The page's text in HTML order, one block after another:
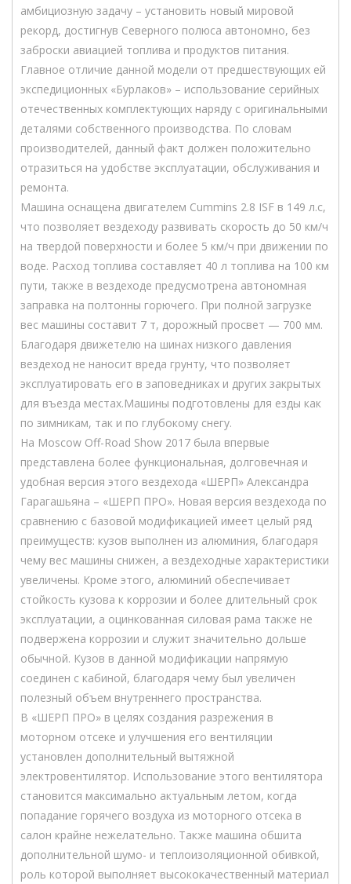
амбициозную задачу – установить новый мировой
рекорд, достигнув Северного полюса автономно, без
заброски авиацией топлива и продуктов питания.
Главное отличие данной модели от предшествующих ей
экспедиционных «Бурлаков» – использование серийных
отечественных комплектующих наряду с оригинальными
деталями собственного производства. По словам
производителей, данный факт должен положительно
отразиться на удобстве эксплуатации, обслуживания и
ремонта.
Машина оснащена двигателем Cummins 2.8 ISF в 149 л.с,
что позволяет вездеходу развивать скорость до 50 км/ч
на твердой поверхности и более 5 км/ч при движении по
воде. Расход топлива составляет 40 л топлива на 100 км
пути, также в вездеходе предусмотрена автономная
заправка на полтонны горючего. При полной загрузке
вес машины составит 7 т, дорожный просвет — 700 мм.
Благодаря движетелю на шинах низкого давления
вездеход не наносит вреда грунту, что позволяет
эксплуатировать его в заповедниках и других закрытых
для въезда местах.Машины подготовлены для езды как
по зимникам, так и по глубокому снегу.
На Moscow Off-Road Show 2017 была впервые
представлена более функциональная, долговечная и
удобная версия этого вездехода «ШЕРП» Александра
Гарагашьяна – «ШЕРП ПРО». Новая версия вездехода по
сравнению с базовой модификацией имеет целый ряд
преимуществ: кузов выполнен из алюминия, благодаря
чему вес машины снижен, а вездеходные характеристики
увеличены. Кроме этого, алюминий обеспечивает
стойкость кузова к коррозии и более длительный срок
эксплуатации, а оцинкованная силовая рама также не
подвержена коррозии и служит значительно дольше
обычной. Кузов в данной модификации напрямую
соединен с кабиной, благодаря чему был увеличен
полезный объем внутреннего пространства.
В «ШЕРП ПРО» в целях создания разрежения в
моторном отсеке и улучшения его вентиляции
установлен дополнительный вытяжной
электровентилятор. Использование этого вентилятора
становится максимально актуальным летом, когда
попадание горячего воздуха из моторного отсека в
салон крайне нежелательно. Также машина обшита
дополнительной шумо- и теплоизоляционной обивкой,
роль которой выполняет высококачественный материал